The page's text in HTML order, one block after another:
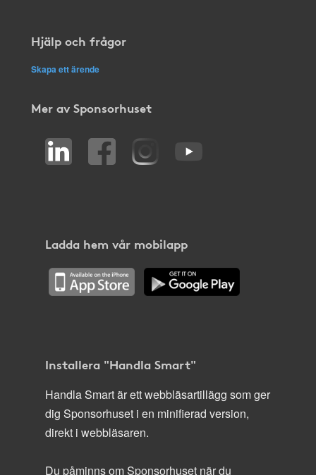
Hjälp och frågor
Skapa ett ärende
Mer av Sponsorhuset
Ladda hem vår mobilapp
Installera "Handla Smart"
Handla Smart är ett webbläsartillägg som ger
dig Sponsorhuset i en minifierad version,
direkt i webbläsaren.
Du påminns om Sponsorhuset när du